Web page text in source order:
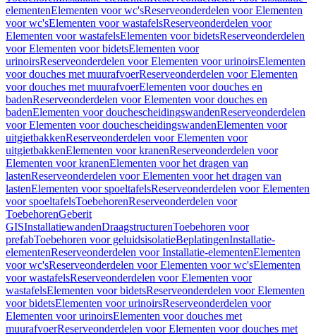
elementenElementen voor wc'sReserveonderdelen voor Elementen
voor wc'sElementen voor wastafelsReserveonderdelen voor
Elementen voor wastafelsElementen voor bidetsReserveonderdelen
voor Elementen voor bidetsElementen voor
urinoirsReserveonderdelen voor Elementen voor urinoirsElementen
voor douches met muurafvoerReserveonderdelen voor Elementen
voor douches met muurafvoerElementen voor douches en
badenReserveonderdelen voor Elementen voor douches en
badenElementen voor douchescheidingswandenReserveonderdelen
voor Elementen voor douchescheidingswandenElementen voor
uitgietbakkenReserveonderdelen voor Elementen voor
uitgietbakkenElementen voor kranenReserveonderdelen voor
Elementen voor kranenElementen voor het dragen van
lastenReserveonderdelen voor Elementen voor het dragen van
lastenElementen voor spoeltafelsReserveonderdelen voor Elementen
voor spoeltafelsToebehorenReserveonderdelen voor
ToebehorenGeberit
GISInstallatiewandenDraagstructurenToebehoren voor
prefabToebehoren voor geluidsisolatieBeplatingenInstallatie-
elementenReserveonderdelen voor Installatie-elementenElementen
voor wc'sReserveonderdelen voor Elementen voor wc'sElementen
voor wastafelsReserveonderdelen voor Elementen voor
wastafelsElementen voor bidetsReserveonderdelen voor Elementen
voor bidetsElementen voor urinoirsReserveonderdelen voor
Elementen voor urinoirsElementen voor douches met
muurafvoerReserveonderdelen voor Elementen voor douches met